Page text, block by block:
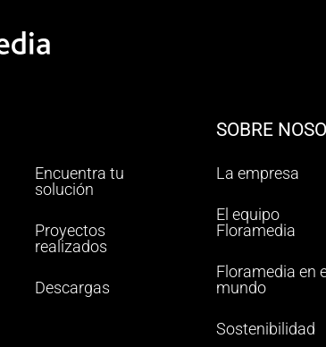
Encuentra tu
solución
Proyectos
realizados
Descargas
SOBRE
La empresa
El equipo
Floramedia
Floramedia en
mundo
Sostenibilidad